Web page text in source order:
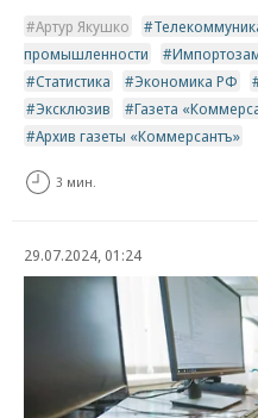
Артур Якушко
промышленности
Статистика
Экономика РФ
Эксклюзив
Газета
Архив газеты «Коммерсантъ»
3 мин.
29.07.2024, 01:24